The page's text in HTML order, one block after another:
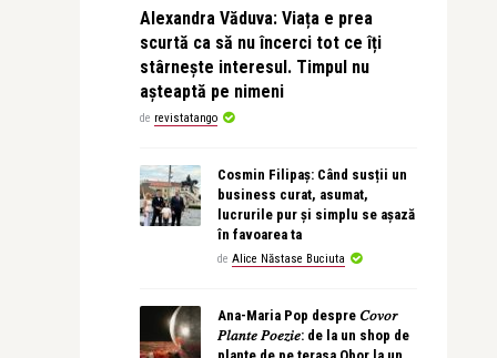
Alexandra Văduva: Viața e prea
scurtă ca să nu încerci tot ce îți
stârnește interesul. Timpul nu
așteaptă pe nimeni
de revistatango
Cosmin Filipaș: Când susții un
business curat, asumat,
lucrurile pur și simplu se așază
în favoarea ta
de Alice Năstase Buciuta
Ana-Maria Pop despre 𝐶𝑜𝑣𝑜𝑟
𝑃𝑙𝑎𝑛𝑡𝑒 𝑃𝑜𝑒𝑧𝑖𝑒: de la un shop de